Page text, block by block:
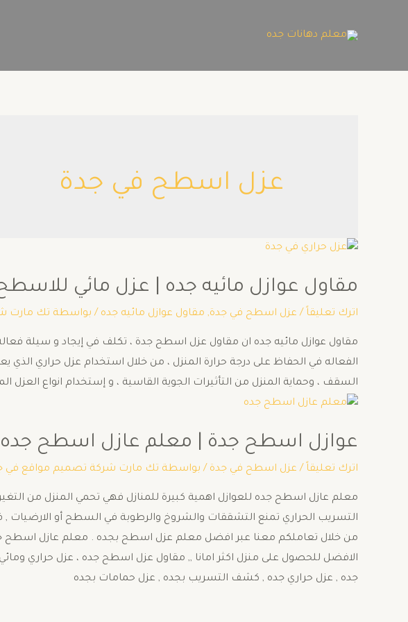
عزل اسطح في جدة
مقاول عوازل مائيه جده | عزل مائي للاسطح
اترك تعليقاً / عزل اسطح في جدة, مقاول عوازل مائيه جده / بواسطة تك مارت
مقاول عوازل مائيه جده ان مقاول عزل اسطح جدة ، تكلف في إيجاد و سيلة فعاله
الفعاله في الحفاظ على درجة حرارة المنزل ، من خلال استخدام عزل حراري
السقف ، وحماية المنزل من التأثيرات الجوية القاسية ، و إستخدام انواع
عوازل اسطح جدة | معلم عازل اسطح
اترك تعليقاً / عزل اسطح في جدة / بواسطة تك مارت شركة تصميم مواقع في
معلم عازل اسطح جده للعوازل اهمية كبيرة للمنازل فهي تحمي المنزل من
التسريب الحراري تمنع التشققات والشروخ والرطوبة في السطح أو
من خلال تعاملكم معنا عبر افضل معلم عزل اسطح بجده . معلم عازل اسطح
الافضل للحصول على منزل اكثر امانا ,, مقاول عزل اسطح جده ، عزل حراري
جده , عزل حراري جده , كشف التسريب بجده , عزل حمامات بجده